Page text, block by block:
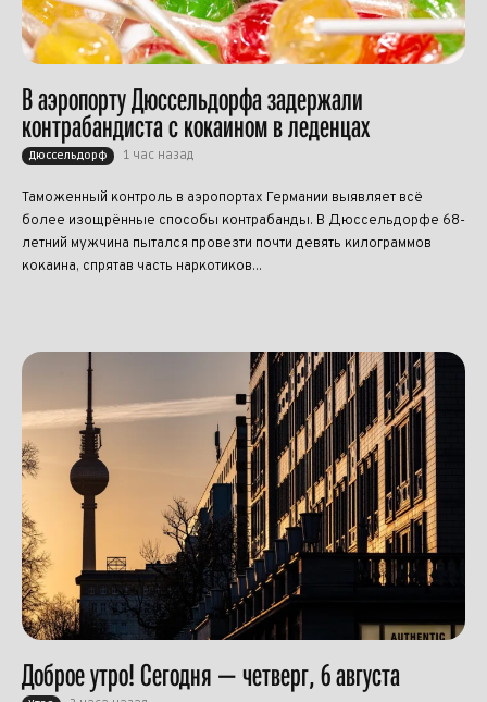
В аэропорту Дюссельдорфа задержали
контрабандиста с кокаином в леденцах
Дюссельдорф 1 час назад
Таможенный контроль в аэропортах Германии выявляет всё
более изощрённые способы контрабанды. В Дюссельдорфе 68-
летний мужчина пытался провезти почти девять килограммов
кокаина, спрятав часть наркотиков...
Доброе утро! Сегодня — четверг, 6 августа